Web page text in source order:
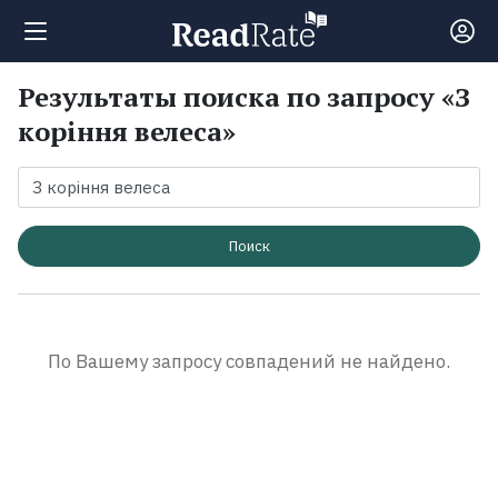
Поиск
Новости
Рейтинги
Результаты поиска по запросу «З
коріння велеса»
Поиск
По Вашему запросу совпадений не найдено.